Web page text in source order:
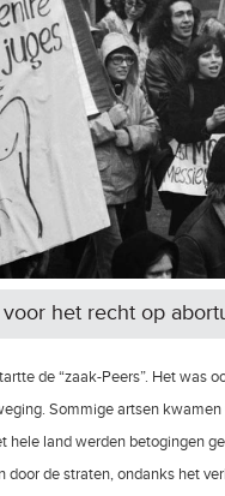
het recht op
de “zaak-Peers”. Het was
Sommige artsen
hele land werden betogingen
door de straten, ondanks het